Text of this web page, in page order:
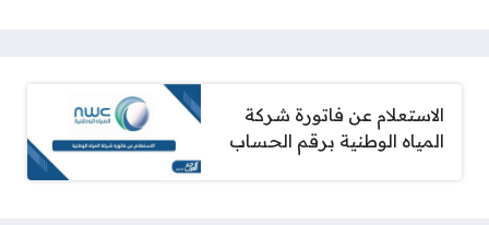
الاستعلام عن فاتورة شركة
المياه الوطنية برقم الحساب